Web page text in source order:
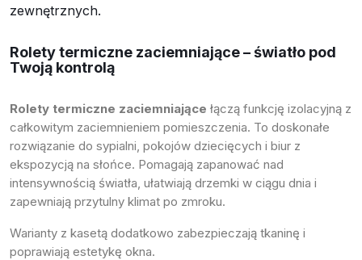
zewnętrznych.
Rolety termiczne zaciemniające – światło pod
Twoją kontrolą
Rolety termiczne zaciemniające łączą funkcję izolacyjną z
całkowitym zaciemnieniem pomieszczenia. To doskonałe
rozwiązanie do sypialni, pokojów dziecięcych i biur z
ekspozycją na słońce. Pomagają zapanować nad
intensywnością światła, ułatwiają drzemki w ciągu dnia i
zapewniają przytulny klimat po zmroku.
Warianty z kasetą dodatkowo zabezpieczają tkaninę i
poprawiają estetykę okna.